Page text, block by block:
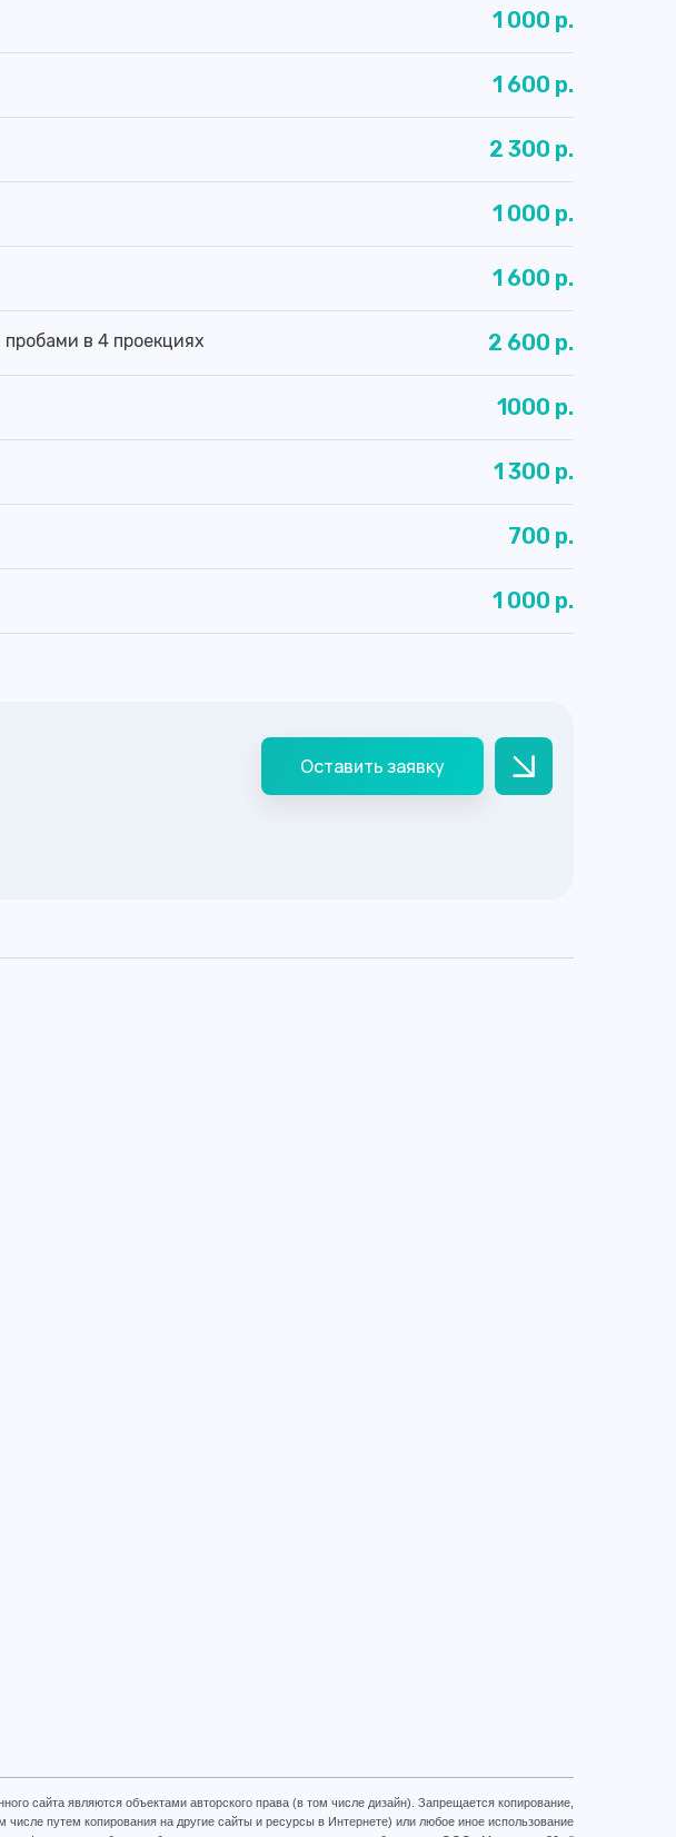
1 000 р.
1 600 р.
2 300 р.
1 000 р.
1 600 р.
в 4 проекциях 2 600 р.
1000 р.
1 300 р.
700 р.
1 000 р.
Оставить заявку
сайта являются объектами авторского права (в том числе дизайн). Запрещается копирование,
числе путем копирования на другие сайты и ресурсы в Интернете) или любое иное использование